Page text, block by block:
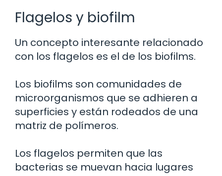
Flagelos y biofilm
Un concepto interesante relacionado
con los flagelos es el de los biofilms.
Los biofilms son comunidades de
microorganismos que se adhieren a
superficies y están rodeados de una
matriz de polímeros.
Los flagelos permiten que las
bacterias se muevan hacia lugares